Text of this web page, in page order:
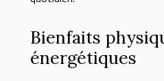
Bienfaits
énergétiques